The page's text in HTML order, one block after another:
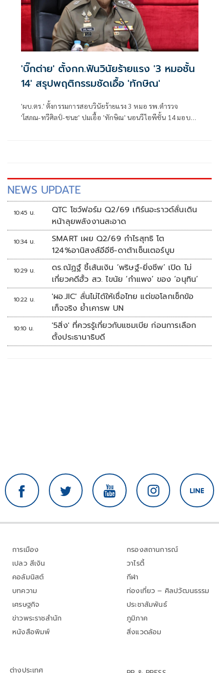
'บิ๊กต่าย' ตั้งกก.ฟันวินัยร้ายแรง '3 หมอชั้น
14' สรุปพฤติกรรมชัดเอื้อ 'ทักษิณ'
'ผบ.ตร.' ตั้งกรรมการสอบวินัยร้ายแรง 3 หมอ รพ.ตำรวจ
'โสภณ-ทวีศิลป์-ชนะ' ปมเอื้อ 'ทักษิณ' นอนวีไอพีชั้น 14 มอบ
NEWS UPDATE
10:45 น.
QTC โชว์ฟอร์ม Q2/69 เทิร์นอะราวด์ลั่นเดิน
หน้าลุยพลังงานสะอาด
10:34 น.
SMART เผย Q2/69 กำไรสุทธิ โต
124%อานิสงส์อีอีซี-ดาต้าเซ็นเตอร์บูม
10:29 น.
ดร.ณัฏฐ์ ชี้เส้นเงิน ‘พริษฐ์-ยิ่งชีพ’ เปิด ไม่
เกี่ยวคดีฮั้ว สว. ไขนัย ‘กำแพง’ ของ ‘อนุทิน’
10:22 น.
'ผอ.JIC' ลั่นไม่ได้ให้เชื่อไทย แต่ขอโลกเช็กข้อ
เท็จจริง ย้ำเคารพ UN
10:10 น.
'5สิ่ง' ที่ควรรู้เกี่ยวกับแซมเบีย ก่อนการเลือก
ตั้งประธานาธิบดี
การเมือง
เปลว สีเงิน
คอลัมนิสต์
บทความ
เศรษฐกิจ
ข่าวพระราชสำนัก
หนังสือพิมพ์
กรองสถานการณ์
วาไรตี้
กีฬา
ท่องเที่ยว – ศิลปวัฒนธรรม
ประชาสัมพันธ์
ภูมิภาค
สิ่งแวดล้อม
ต่างประเทศ